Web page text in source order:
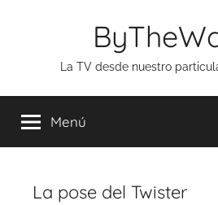
La TV desde nuestro
Menú
La pose del Twister